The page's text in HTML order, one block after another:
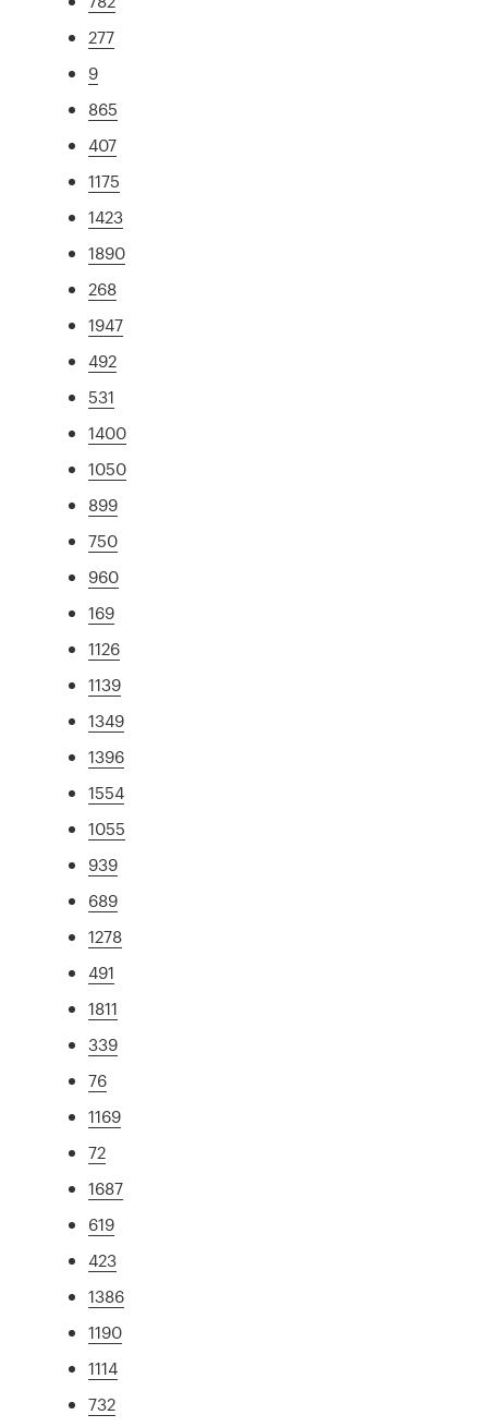
277
9
865
407
1175
1423
1890
268
1947
492
531
1400
1050
899
750
960
169
1126
1139
1349
1396
1554
1055
939
689
1278
491
1811
339
76
1169
72
1687
619
423
1386
1190
1114
732